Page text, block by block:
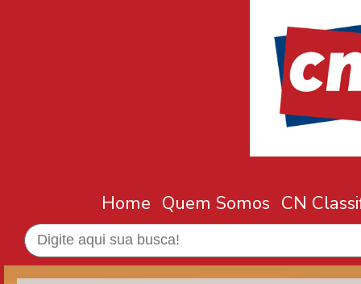
Home Quem Somos CN